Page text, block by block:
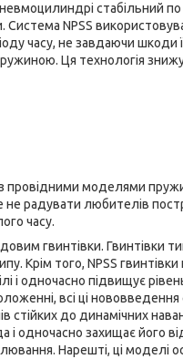
стабільний
NPSS
не завдаючи шкоди її
Ця технологія
провідними моделями
радувати любителів
часу.
гвинтівки. Гвинтівки
Крім того, NPSS
одночасно підвищує
всі ці
стійких до динамічних
і одночасно захищає його
Нарешті, ці моделі